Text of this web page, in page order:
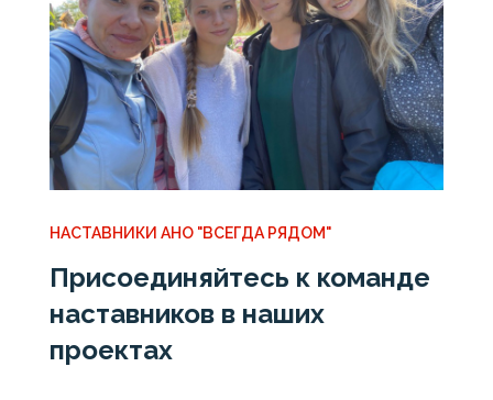
НАСТАВНИКИ АНО "ВСЕГДА РЯДОМ"
Присоединяйтесь к команде
наставников в наших
проектах